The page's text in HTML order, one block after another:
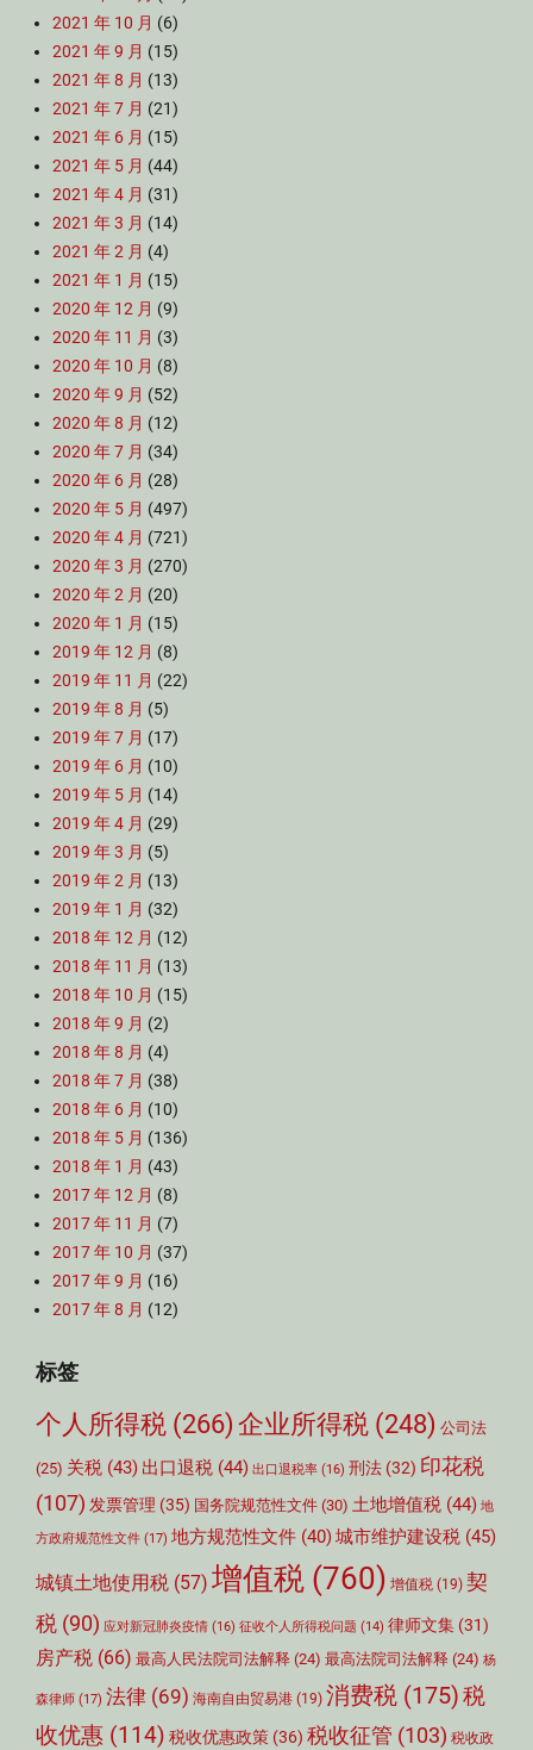
2021 年 10 月 (6)
2021 年 9 月 (15)
2021 年 8 月 (13)
2021 年 7 月 (21)
2021 年 6 月 (15)
2021 年 5 月 (44)
2021 年 4 月 (31)
2021 年 3 月 (14)
2021 年 2 月 (4)
2021 年 1 月 (15)
2020 年 12 月 (9)
2020 年 11 月 (3)
2020 年 10 月 (8)
2020 年 9 月 (52)
2020 年 8 月 (12)
2020 年 7 月 (34)
2020 年 6 月 (28)
2020 年 5 月 (497)
2020 年 4 月 (721)
2020 年 3 月 (270)
2020 年 2 月 (20)
2020 年 1 月 (15)
2019 年 12 月 (8)
2019 年 11 月 (22)
2019 年 8 月 (5)
2019 年 7 月 (17)
2019 年 6 月 (10)
2019 年 5 月 (14)
2019 年 4 月 (29)
2019 年 3 月 (5)
2019 年 2 月 (13)
2019 年 1 月 (32)
2018 年 12 月 (12)
2018 年 11 月 (13)
2018 年 10 月 (15)
2018 年 9 月 (2)
2018 年 8 月 (4)
2018 年 7 月 (38)
2018 年 6 月 (10)
2018 年 5 月 (136)
2018 年 1 月 (43)
2017 年 12 月 (8)
2017 年 11 月 (7)
2017 年 10 月 (37)
2017 年 9 月 (16)
2017 年 8 月 (12)
标签
个人所得税 (266) 企业所得税 (248) 公司法
(25) 关税 (43) 出口退税 (44) 出口退税率 (16) 刑法 (32) 印花税
(107) 发票管理 (35) 国务院规范性文件 (30) 土地增值税 (44) 地
方政府规范性文件 (17) 地方规范性文件 (40)城市维护建设税 (45)
城镇土地使用税 (57) 增值税 (760) 增值税 (19) 契
税 (90) 应对新冠肺炎疫情 (16) 征收个人所得税问题 (14) 律师文集 (31)
房产税 (66) 最高人民法院司法解释 (24) 最高法院司法解释 (24) 杨
森律师 (17) 法律 (69) 海南自由贸易港 (19) 消费税 (175)税
收优惠 (114) 税收优惠政策 (36) 税收征管 (103) 税收政